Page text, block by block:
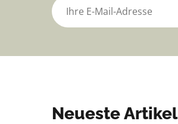
Neueste Artikel